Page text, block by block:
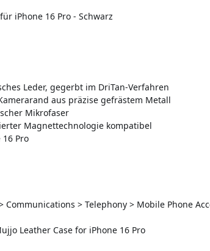
iPhone 16 Pro - Schwarz
Leder, gegerbt im DriTan-Verfahren
aus präzise gefrästem Metall
Mikrofaser
Magnettechnologie kompatibel
Pro
Communications > Telephony > Mobile Phone
Leather Case for iPhone 16 Pro